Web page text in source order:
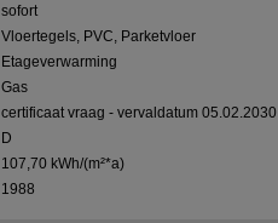
sofort
Vloertegels, PVC, Parketvloer
Etageverwarming
Gas
certificaat vraag - vervaldatum 05.02.2030
D
107,70 kWh/(m²*a)
1988